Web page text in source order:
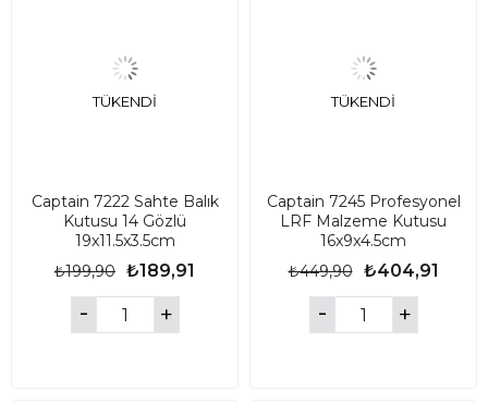
TÜKENDI
Captain 7222 Sahte Balık
Kutusu 14 Gözlü
19x11.5x3.5cm
₺189,91
₺199,90
TÜKENDI
Captain 7245 Profesyonel
LRF Malzeme Kutusu
16x9x4.5cm
₺404,91
₺449,90